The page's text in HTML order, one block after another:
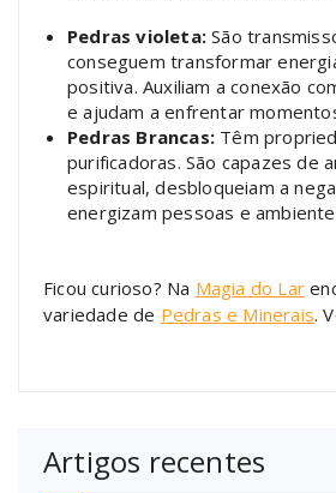
Pedras violeta: São
conseguem transformar
positiva. Auxiliam a conexão
e ajudam a enfrentar
Pedras Brancas: Têm
purificadoras. São capazes de
espiritual, desbloqueiam a
energizam pessoas e
Ficou curioso? Na Magia do Lar
variedade de Pedras e Minerais.
Artigos recentes